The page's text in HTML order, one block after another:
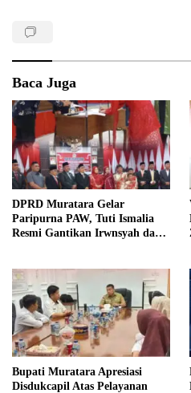
Baca Juga
DPRD Muratara Gelar
Paripurna PAW, Tuti Ismalia
Resmi Gantikan Irwnsyah dari
Bupati Muratara Apresiasi
Disdukcapil Atas Pelayanan